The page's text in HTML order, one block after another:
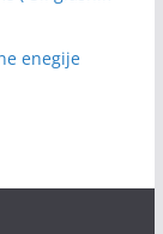
enegije